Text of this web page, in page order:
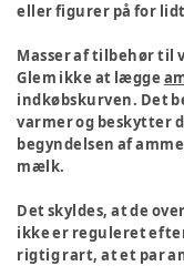
eller figurer på for
Masser af tilbehør til
Glem ikke at lægge
indkøbskurven. Det
varmer og beskytter
begyndelsen af
mælk.
Det skyldes, at de
ikke er reguleret
rigtig rart, at et par